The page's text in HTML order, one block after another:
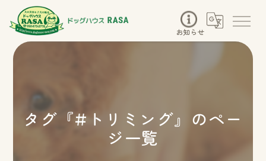
お知らせ
タグ『#トリミング』のペー
ジ一覧